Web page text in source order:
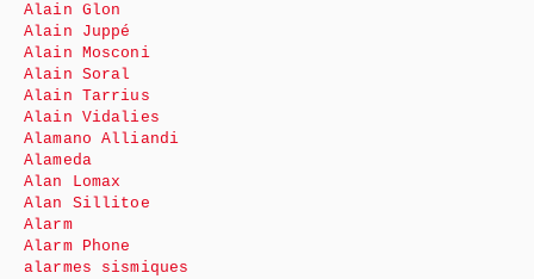
Alain Glon
Alain Juppé
Alain Mosconi
Alain Soral
Alain Tarrius
Alain Vidalies
Alamano Alliandi
Alameda
Alan Lomax
Alan Sillitoe
Alarm
Alarm Phone
alarmes sismiques